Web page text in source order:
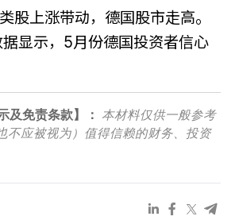
股上涨带动，德国股市走高。
显示，5月份德国投资者信心
及免责条款】：
本材料仅供一般参考
不应被视为）值得信赖的财务、投资